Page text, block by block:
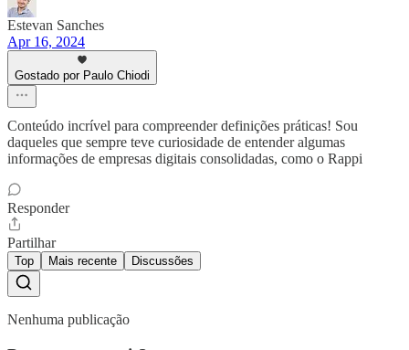
Estevan Sanches
Apr 16, 2024
Gostado por Paulo Chiodi
Conteúdo incrível para compreender definições práticas! Sou
daqueles que sempre teve curiosidade de entender algumas
informações de empresas digitais consolidadas, como o Rappi
Responder
Partilhar
Top Mais recente Discussões
Nenhuma publicação